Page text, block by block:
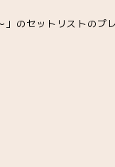
のセットリストのプ